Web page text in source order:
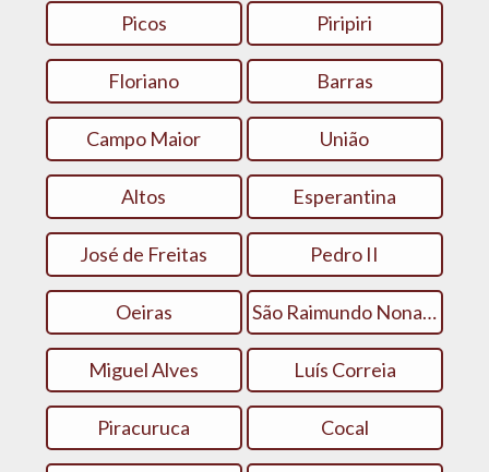
Picos Piripiri
Floriano Barras
Campo Maior União
Altos Esperantina
José de Freitas Pedro II
Oeiras São Raimundo Nonato
Miguel Alves Luís Correia
Piracuruca Cocal